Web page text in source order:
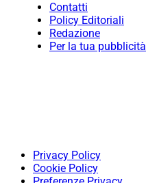
Contatti
Policy Editoriali
Redazione
Per la tua pubblicità
Privacy Policy
Cookie Policy